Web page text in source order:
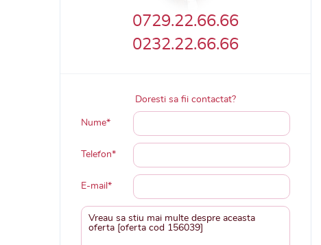
0729.22.66.66
0232.22.66.66
Doresti sa fii contactat?
Nume*
Telefon*
E-mail*